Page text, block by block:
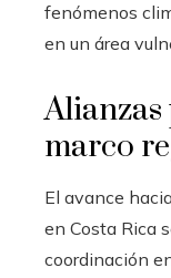
fenómenos
en un área
marco
El avance
en Costa Rica
coordinación